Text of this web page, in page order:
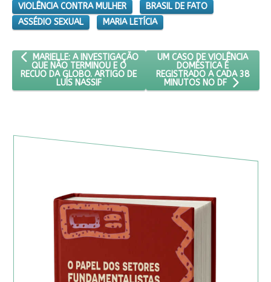
VIOLÊNCIA CONTRA MULHER
BRASIL DE FATO
ASSÉDIO SEXUAL
MARIA LETÍCIA
ARTIGO ANTERIOR: MARIELLE: A INVESTIGAÇÃO QUE NÃO
MARIELLE: A INVESTIGAÇÃO
QUE NÃO TERMINOU E O
RECUO DA GLOBO. ARTIGO DE
LUÍS NASSIF
PRÓXIMO ARTIGO: UM CASO
UM CASO DE VIOLÊNCIA
DOMÉSTICA É
REGISTRADO A CADA 38
MINUTOS NO DF